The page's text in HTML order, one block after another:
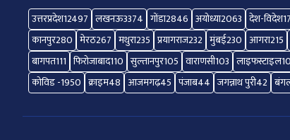
उत्तरप्रदेश12497 लखनऊ3374 गोंडा2846 अयोध्या2063 देश-विदेश
कानपुर280 मेरठ267 मथुरा235 प्रयागराज232 मुंबई230 आगरा215
बागपत111 फिरोजाबाद110 सुल्तानपुर105 वाराणसी103 लाइफस्टाइल
कोविड -1950 क्राइम48 आजमगढ़45 पंजाब44 जगन्नाथ पुरी42